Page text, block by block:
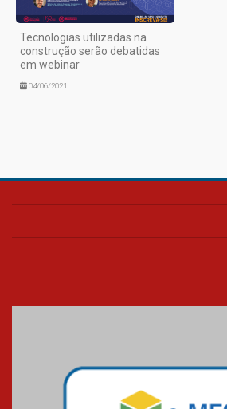
Tecnologias utilizadas na
construção serão debatidas
em webinar
04/06/2021